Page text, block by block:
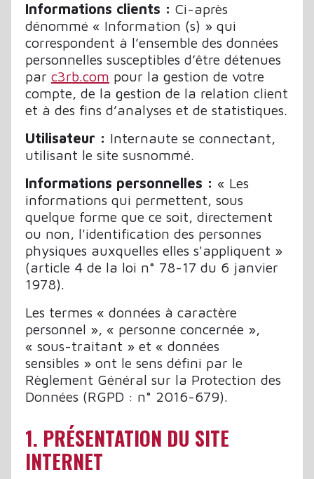
Informations clients : Ci-après
dénommé « Information (s) » qui
correspondent à l’ensemble des données
personnelles susceptibles d’être détenues
par c3rb.com pour la gestion de votre
compte, de la gestion de la relation client
et à des fins d’analyses et de statistiques.
Utilisateur : Internaute se connectant,
utilisant le site susnommé.
Informations personnelles : « Les
informations qui permettent, sous
quelque forme que ce soit, directement
ou non, l'identification des personnes
physiques auxquelles elles s'appliquent »
(article 4 de la loi n° 78-17 du 6 janvier
1978).
Les termes « données à caractère
personnel », « personne concernée »,
« sous-traitant » et « données
sensibles » ont le sens défini par le
Règlement Général sur la Protection des
Données (RGPD : n° 2016-679).
1. PRÉSENTATION DU SITE
INTERNET